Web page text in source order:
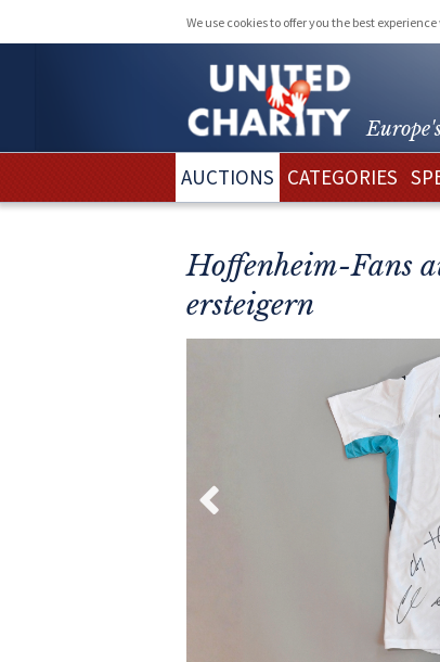
We use cookies to offer you the best
AUCTIONS CATEGORIES
Hoffenheim-Fans
ersteigern